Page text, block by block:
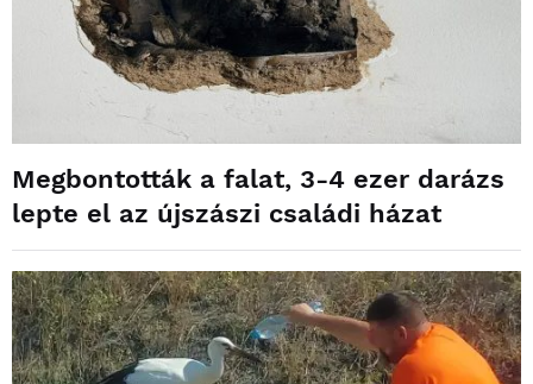
Megbontották a falat, 3-4 ezer darázs
lepte el az újszászi családi házat